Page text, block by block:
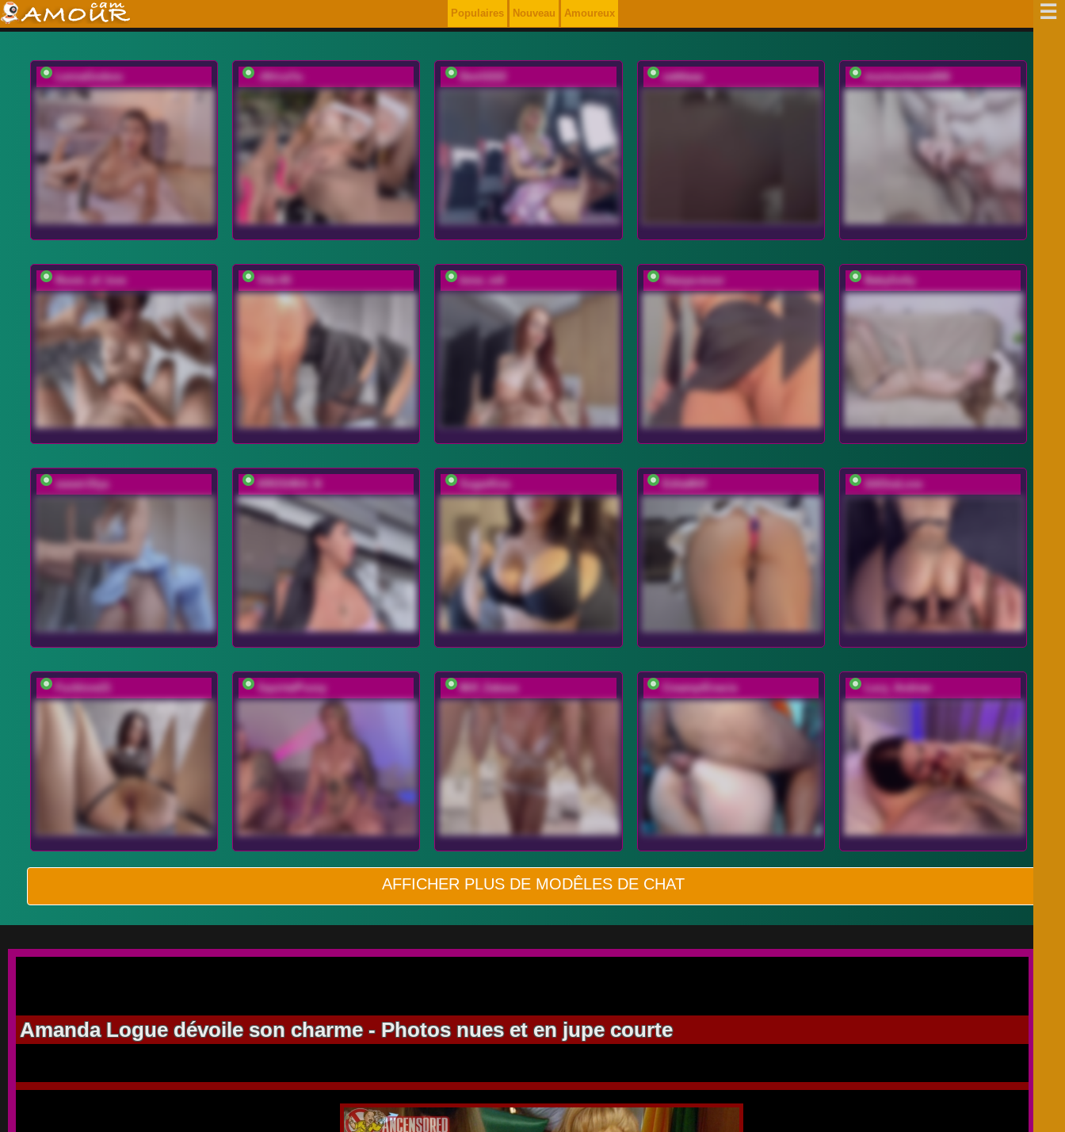
Populaires Nouveau Amoureux
LennaGodess -AfricaYa- Devil2222 vattttaaa murmurmeow666
Room_of_love Viki-05 bmw_m8 Stasya-moor BabyGolly
sweet-Olya KROSHKA_N SugarKiss EditaMilf AAOneLove
Fucklove21 SquirtalPussy Milf_Zabava CreampiEnacia Lucy_Andrew
AFFICHER PLUS DE MODÊLES DE CHAT
Amanda Logue dévoile son charme - Photos nues et en jupe courte